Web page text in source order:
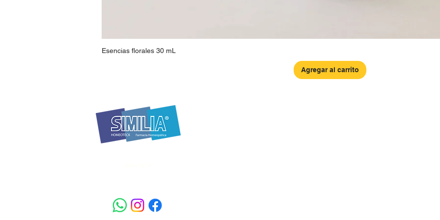
Esencias florales 30 mL
Agregar al carrito